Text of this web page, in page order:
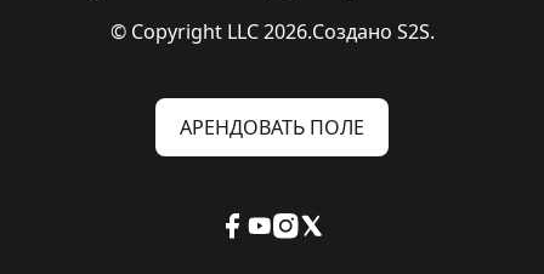
© Copyright LLC 2026.Создано S2S.
АРЕНДОВАТЬ ПОЛЕ